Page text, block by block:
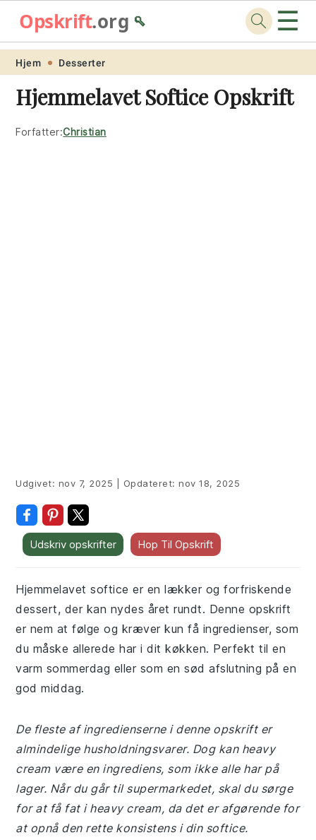
Skip
primary
navigation
Skip
main
content
Skip
primary
sidebar
Skip
footer
Opskrift.org🥄 ☰
Hjem Desserter
Hjemmelavet Softice Opskrift
Forfatter:Christian
Udgivet: nov 7, 2025 Opdateret:nov 18, 2025
Udskriv opskrifter Hop Til Opskrift
Hjemmelavet softice er en lækker og forfriskende
dessert, der kan nydes året rundt. Denne opskrift
er nem at følge og kræver kun få ingredienser, som
du måske allerede har i dit køkken. Perfekt til en
varm sommerdag eller som en sød afslutning på en
god middag.
De fleste af ingredienserne i denne opskrift er
almindelige husholdningsvarer. Dog kan heavy
cream være en ingrediens, som ikke alle har på
lager. Når du går til supermarkedet, skal du sørge
for at få fat i heavy cream, da det er afgørende for
at opnå den rette konsistens i din softice.